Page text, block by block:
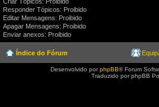
Responder Tópicos: Proibido
Editar Mensagens: Proibido
Apagar Mensagens: Proibido
Enviar anexos: Proibido
Índice do Fórum
Desenvolvido porphpBB® Forum
Traduzido por phpBB